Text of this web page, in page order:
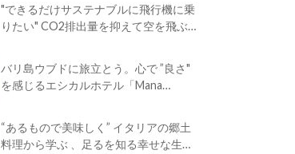
"できるだけサステナブルに飛行機に乗
りたい" CO2排出量を抑えて空を飛ぶ
バリ島ウブドに旅立とう。心で ”良さ"
を感じるエシカルホテル「Mana
“あるもので美味しく” イタリアの郷土
料理から学ぶ 、足るを知る幸せな生き